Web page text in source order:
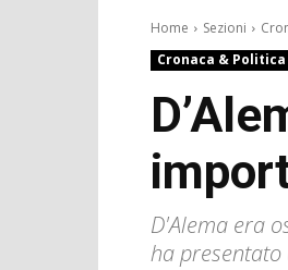
Home Sezioni
Cronaca & Politica
D'Alema era
ha